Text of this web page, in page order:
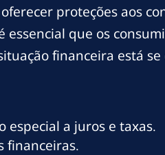
proteções aos
essencial que os
financeira está
especial a juros e taxas.
financeiras.